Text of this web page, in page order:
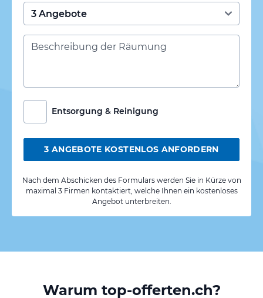
Entsorgung & Reinigung
3 ANGEBOTE KOSTENLOS ANFORDERN
Nach dem Abschicken des Formulars werden Sie in Kürze von
maximal 3 Firmen kontaktiert, welche Ihnen ein kostenloses
Angebot unterbreiten.
Warum top-offerten.ch?